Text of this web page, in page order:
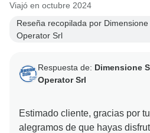
Viajó en octubre 2024
Reseña recopilada por
Operator Srl
Respuesta de: Dimensione
Operator Srl
Estimado cliente, gracias por
alegramos de que hayas